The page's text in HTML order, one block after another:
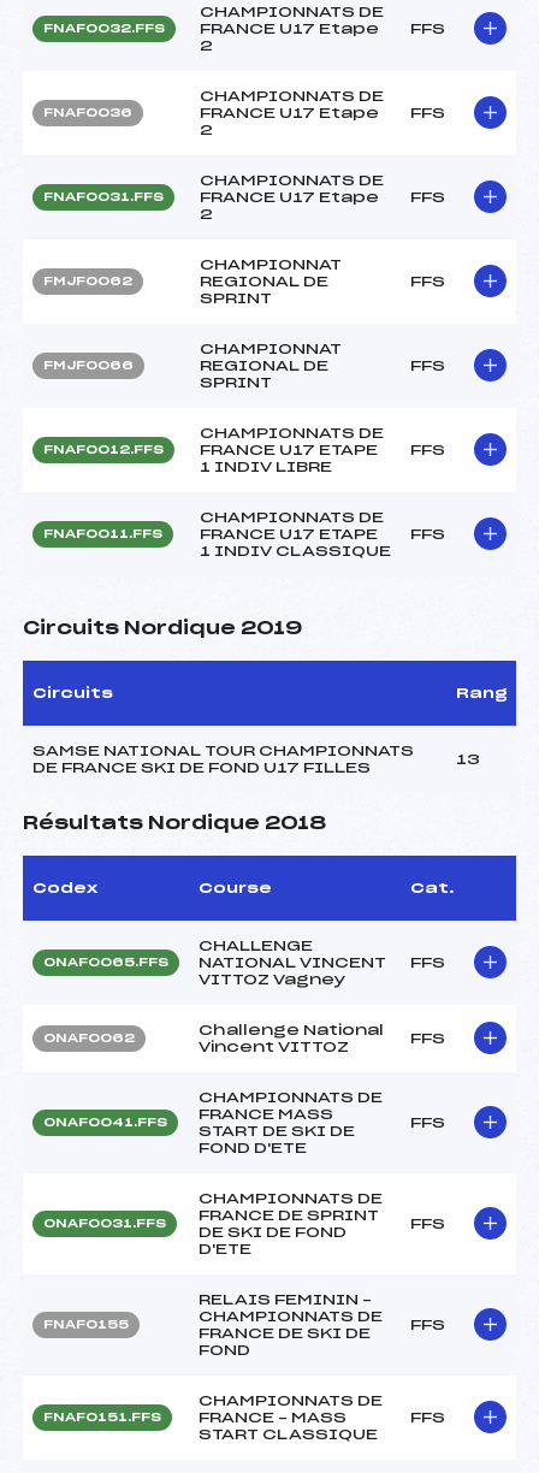
FNAF0032.FFS
CHAMPIONNATS DE
FRANCE U17 Etape
2
FFS
FNAF0036
CHAMPIONNATS DE
FRANCE U17 Etape
2
FFS
FNAF0031.FFS
CHAMPIONNATS DE
FRANCE U17 Etape
2
FFS
FMJF0062
CHAMPIONNAT
REGIONAL DE
SPRINT
FFS
FMJF0066
CHAMPIONNAT
REGIONAL DE
SPRINT
FFS
FNAF0012.FFS
CHAMPIONNATS DE
FRANCE U17 ETAPE
1 INDIV LIBRE
FFS
FNAF0011.FFS
CHAMPIONNATS DE
FRANCE U17 ETAPE
1 INDIV CLASSIQUE
FFS
Circuits Nordique 2019
Circuits Rang
SAMSE NATIONAL TOUR CHAMPIONNATS
DE FRANCE SKI DE FOND U17 FILLES
13
Résultats Nordique 2018
Codex Course Cat.
ONAF0065.FFS
CHALLENGE
NATIONAL VINCENT
VITTOZ Vagney
FFS
ONAF0062
Challenge National
Vincent VITTOZ
FFS
ONAF0041.FFS
CHAMPIONNATS DE
FRANCE MASS
START DE SKI DE
FOND D'ETE
FFS
ONAF0031.FFS
CHAMPIONNATS DE
FRANCE DE SPRINT
DE SKI DE FOND
D'ETE
FFS
FNAF0155
RELAIS FEMININ –
CHAMPIONNATS DE
FRANCE DE SKI DE
FOND
FFS
FNAF0151.FFS
CHAMPIONNATS DE
FRANCE – MASS
START CLASSIQUE
FFS